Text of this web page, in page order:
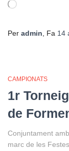
S'està
Per admin , Fa 14
CAMPIONATS
1r
de
Conjuntament
marc de les